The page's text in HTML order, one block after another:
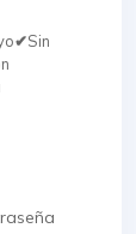
✔Sin